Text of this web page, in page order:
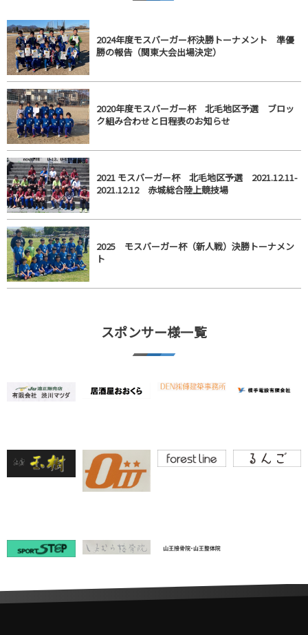
2024年度モスバーガー杯決勝トーナメント 準優
勝の報告（関東大会出場決定）
2020年度モスバーガー杯 北毛地区予選 ブロッ
ク組み合わせと日程表のお知らせ
2021 モスバーガー杯 北毛地区予選 2021.12.11-
2021.12.12 赤城総合陸上競技場
2025 モスバーガー杯（新人戦）決勝トーナメン
ト
スポンサー様一覧